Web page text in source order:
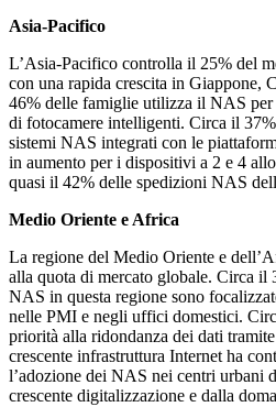
Asia-Pacifico
L’Asia-Pacifico controlla il 25% del
con una rapida crescita in Giappone,
46% delle famiglie utilizza il NAS
di fotocamere intelligenti. Circa il
sistemi NAS integrati con le
in aumento per i dispositivi a 2 e 4
quasi il 42% delle spedizioni NAS
Medio Oriente e Africa
La regione del Medio Oriente e
alla quota di mercato globale. Circa il
NAS in questa regione sono
nelle PMI e negli uffici domestici.
priorità alla ridondanza dei dati
crescente infrastruttura Internet ha
l’adozione dei NAS nei centri urbani
crescente digitalizzazione e dalla